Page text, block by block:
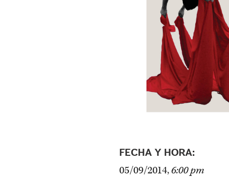
FECHA Y HORA:
05/09/2014,6:00 pm